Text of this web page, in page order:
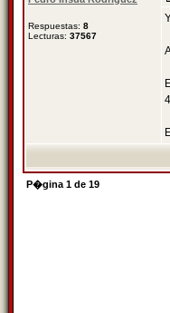
Respuestas: 8
Lecturas: 37567
P�gina 1 de 19